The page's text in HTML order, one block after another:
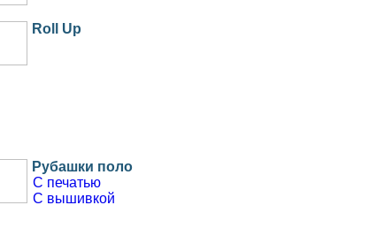
Трафареты
Roll Up
Рубашки поло
С печатью
С вышивкой